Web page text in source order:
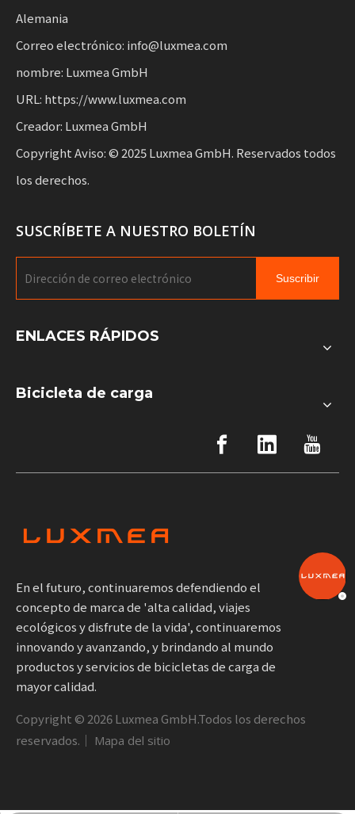
Alemania
Correo electrónico: info@luxmea.com
nombre: Luxmea GmbH
URL: https://www.luxmea.com
Creador: Luxmea GmbH
Copyright Aviso: © 2025 Luxmea GmbH. Reservados todos
los derechos.
SUSCRÍBETE A NUESTRO BOLETÍN
Suscribir
ENLACES RÁPIDOS
Bicicleta de carga
En el futuro, continuaremos defendiendo el
concepto de marca de 'alta calidad, viajes
ecológicos y disfrute de la vida', continuaremos
innovando y avanzando, y brindando al mundo
productos y servicios de bicicletas de carga de
mayor calidad.
Copyright © 2026Luxmea GmbH.Todos los derechos
reservados.｜ Mapa del sitio